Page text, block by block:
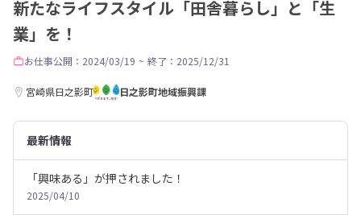
新たなライフスタイル「田舎暮らし」と「生
業」を！
お仕事公開：2024/03/19 ~ 終了：2025/12/31
宮崎県日之影町 日之影町地域振興課
最新情報
「興味ある」が押されました！
2025/04/10